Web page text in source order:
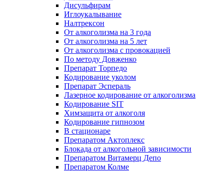
Дисульфирам
Иглоукалывание
Налтрексон
От алкоголизма на 3 года
От алкоголизма на 5 лет
От алкоголизма с провокацией
По методу Довженко
Препарат Торпедо
Кодирование уколом
Препарат Эспераль
Лазерное кодирование от алкоголизма
Кодирование SIT
Химзащита от алкоголя
Кодирование гипнозом
В стационаре
Препаратом Актоплекс
Блокада от алкогольной зависимости
Препаратом Витамерц Депо
Препаратом Колме